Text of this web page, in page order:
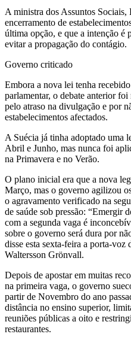
A ministra dos Assuntos
encerramento de
última opção, e que a intenção é
evitar a propagação do contágio.
Governo criticado
Embora a nova lei tenha
parlamentar, o debate anterior
pelo atraso na divulgação e por
estabelecimentos afectados.
A Suécia já tinha adoptado uma
Abril e Junho, mas nunca foi
na Primavera e no Verão.
O plano inicial era que a nova
Março, mas o governo agilizou
o agravamento verificado na
de saúde sob pressão: “Emergir
com a segunda vaga é
sobre o governo será dura por
disse esta sexta-feira a porta-
Waltersson Grönvall.
Depois de apostar em muitas
na primeira vaga, o governo
partir de Novembro do ano
distância no ensino superior,
reuniões públicas a oito e
restaurantes.